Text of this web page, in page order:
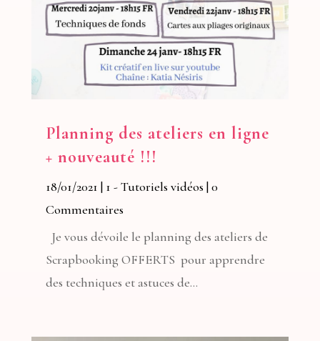
Planning des ateliers en ligne
+ nouveauté !!!
18/01/2021 | 1 - Tutoriels vidéos | 0
Commentaires
Je vous dévoile le planning des ateliers de
Scrapbooking OFFERTS pour apprendre
des techniques et astuces de...